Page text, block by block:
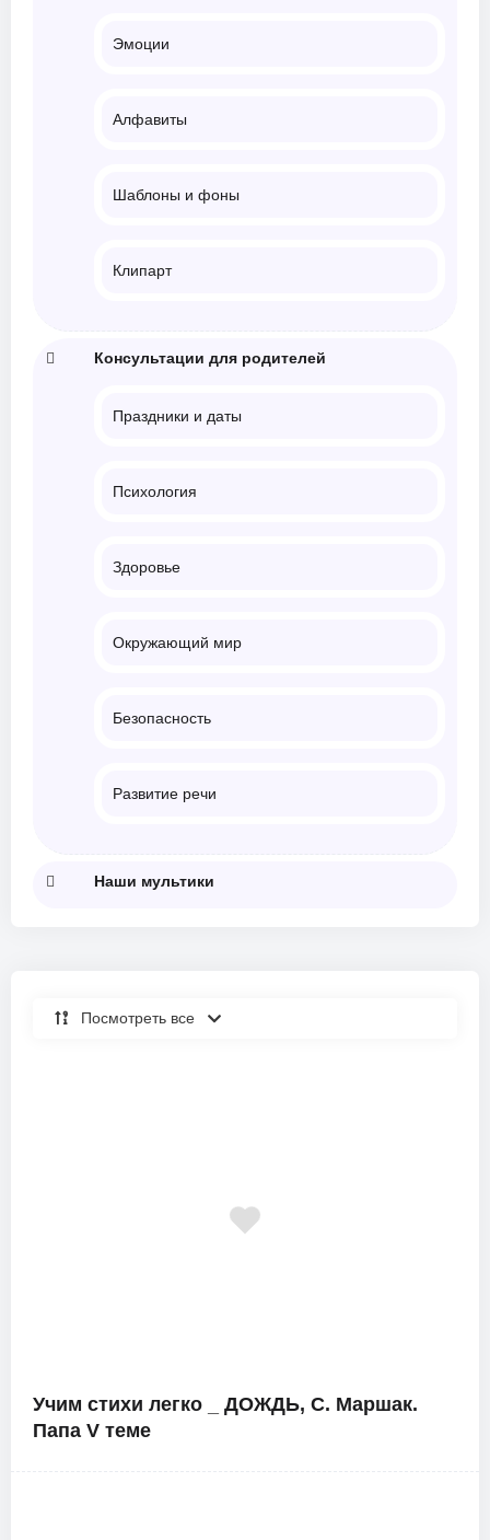
Эмоции
Алфавиты
Шаблоны и фоны
Клипарт
Консультации для родителей
Праздники и даты
Психология
Здоровье
Окружающий мир
Безопасность
Развитие речи
Наши мультики
Посмотреть все
Учим стихи легко _ ДОЖДЬ, С. Маршак.
Папа V теме